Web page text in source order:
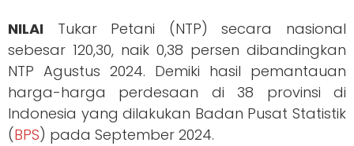
NILAI Tukar Petani (NTP) secara nasional
sebesar 120,30, naik 0,38 persen dibandingkan
NTP Agustus 2024. Demiki hasil pemantauan
harga-harga perdesaan di 38 provinsi di
Indonesia yang dilakukan Badan Pusat Statistik
(BPS) pada September 2024.